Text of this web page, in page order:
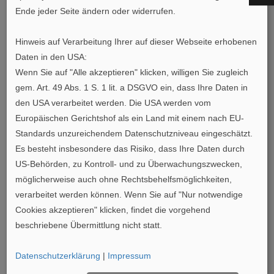
linkedin
Weitere Informationen über die IFN unter:
furnier.de
facebook
linkedin
instagram
youtube
Bild 1: Der Deckenbereich des Hotels Fernblick erstrahlt
dank des europlac-Werkstoffs in neuem, edlem Glanz.
Ende jeder Seite ändern oder widerrufen.
Hinweis auf Verarbeitung Ihrer auf dieser Webseite erhobenen
Daten in den USA:
Wenn Sie auf "Alle akzeptieren" klicken, willigen Sie zugleich
gem. Art. 49 Abs. 1 S. 1 lit. a DSGVO ein, dass Ihre Daten in
den USA verarbeitet werden. Die USA werden vom
Europäischen Gerichtshof als ein Land mit einem nach EU-
Standards unzureichendem Datenschutzniveau eingeschätzt.
Es besteht insbesondere das Risiko, dass Ihre Daten durch
US-Behörden, zu Kontroll- und zu Überwachungszwecken,
möglicherweise auch ohne Rechtsbehelfsmöglichkeiten,
verarbeitet werden können. Wenn Sie auf "Nur notwendige
Cookies akzeptieren" klicken, findet die vorgehend
beschriebene Übermittlung nicht statt.
Datenschutzerklärung | Impressum